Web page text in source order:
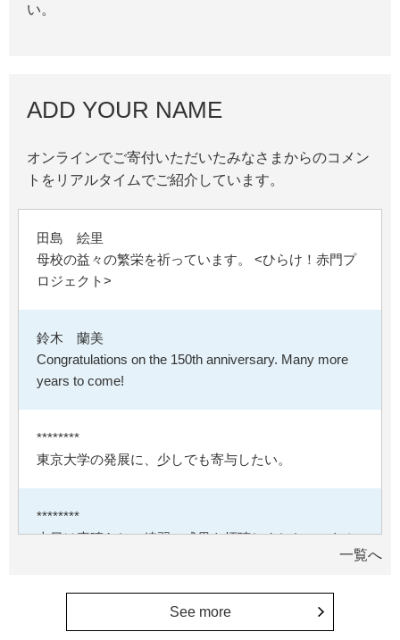
い。
ADD YOUR NAME
オンラインでご寄付いただいたみなさまからのコメン
トをリアルタイムでご紹介しています。
田島 絵里
母校の益々の繁栄を祈っています。 <ひらけ！赤門プ
ロジェクト>
鈴木 蘭美
Congratulations on the 150th anniversary. Many more
years to come!
********
東京大学の発展に、少しでも寄与したい。
********
本日は素晴らしい練習の成果を拝聴しました。これか
一覧へ
See more